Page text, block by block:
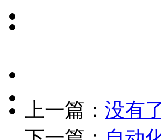
上一篇： 没有